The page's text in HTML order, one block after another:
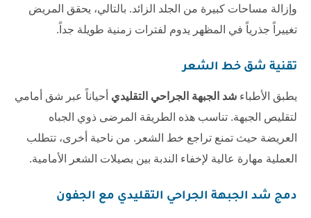
وإزالة مساحات كبيرة من الجلد الزائد. بالتالي، يحقق المريض
تغييراً جذرياً في المظهر يدوم لفترات زمنية طويلة جداً.
تقنية شق خط الشعر
يطبق الأطباء شد الجبهة الجراحي التقليدي أحياناً عبر شق أمامي
لتقليص الجبهة. تناسب هذه الطريقة المرضى ذوي الجباه
العريضة حيث تمنع تراجع خط الشعر. من ناحية أخرى، تتطلب
العملية مهارة عالية لإخفاء الندبة بين بصيلات الشعر الأمامية.
دمج شد الجبهة الجراحي التقليدي مع الجفون